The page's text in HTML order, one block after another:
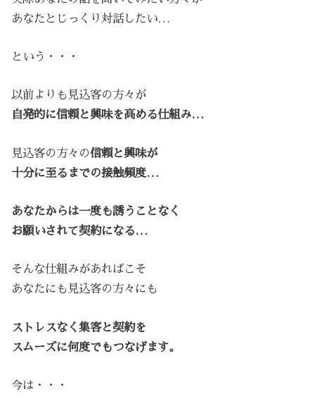
あなたとじっくり対話したい…
という・・・
以前よりも見込客の方々が
自発的に信頼と興味を高める仕組み…
見込客の方々の信頼と興味が
十分に至るまでの接触頻度…
あなたからは一度も誘うことなく
お願いされて契約になる…
そんな仕組みがあればこそ
あなたにも見込客の方々にも
ストレスなく集客と契約を
スムーズに何度でもつなげます。
今は・・・